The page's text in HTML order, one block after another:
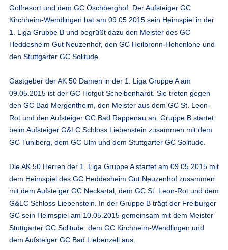
Golfresort und dem GC Öschberghof. Der Aufsteiger GC
Kirchheim-Wendlingen hat am 09.05.2015 sein Heimspiel in der
1. Liga Gruppe B und begrüßt dazu den Meister des GC
Heddesheim Gut Neuzenhof, den GC Heilbronn-Hohenlohe und
den Stuttgarter GC Solitude.
Gastgeber der AK 50 Damen in der 1. Liga Gruppe A am
09.05.2015 ist der GC Hofgut Scheibenhardt. Sie treten gegen
den GC Bad Mergentheim, den Meister aus dem GC St. Leon-
Rot und den Aufsteiger GC Bad Rappenau an. Gruppe B startet
beim Aufsteiger G&LC Schloss Liebenstein zusammen mit dem
GC Tuniberg, dem GC Ulm und dem Stuttgarter GC Solitude.
Die AK 50 Herren der 1. Liga Gruppe A startet am 09.05.2015 mit
dem Heimspiel des GC Heddesheim Gut Neuzenhof zusammen
mit dem Aufsteiger GC Neckartal, dem GC St. Leon-Rot und dem
G&LC Schloss Liebenstein. In der Gruppe B trägt der Freiburger
GC sein Heimspiel am 10.05.2015 gemeinsam mit dem Meister
Stuttgarter GC Solitude, dem GC Kirchheim-Wendlingen und
dem Aufsteiger GC Bad Liebenzell aus.